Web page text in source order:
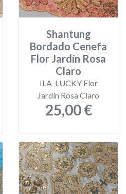
Shantung
Bordado Cenefa
Flor Jardín Rosa
Claro
ILA-LUCKY Flor
Jardín Rosa Claro
25,00 €